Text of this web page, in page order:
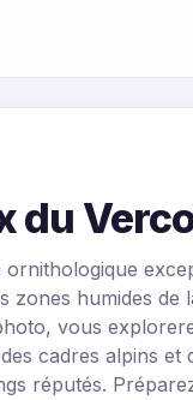
du
zones humides de
vous
cadres alpins et
réputés.